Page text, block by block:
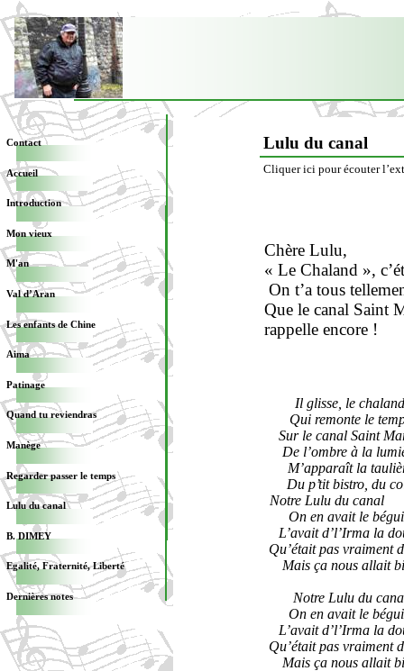
Contact
Accueil
Introduction
Mon vieux
M'an
Val d’Aran
Les enfants de Chine
Aima
Patinage
Quand tu reviendras
Manège
Regarder passer le temps
Lulu du canal
B. DIMEY
Egalité, Fraternité, Liberté
Dernières notes
Lulu du canal
Il glisse, le chaland
Qui remonte le
Sur le canal Saint
De l’ombre à la
M’apparaît la
Du p’tit bistro, du
Notre Lulu du
On en avait le
L’avait d’l’Irma la
Qu’était pas vraiment
Mais ça nous allait
Notre Lulu du
On en avait le
L’avait d’l’Irma la
Qu’était pas vraiment
Mais ça nous allait
Chère Lulu,
« Le Chaland »,
On t’a tous
Que le canal Saint
rappelle encore !
Cliquer ici pour écouter